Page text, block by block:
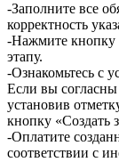
-Заполните все
корректность
-Нажмите кнопку
этапу.
-Ознакомьтесь с
Если вы согласны
установив
кнопку «Создать
-Оплатите
соответствии с